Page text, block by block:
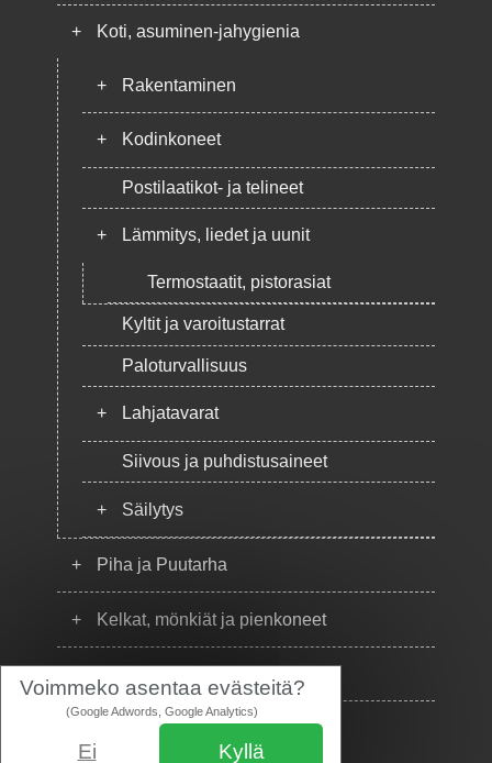
Voimmeko asentaa evästeitä?
(Google Adwords, Google Analytics)
Ei Kyllä
+ Koti, asuminen-jahygienia
+ Rakentaminen
+ Kodinkoneet
Postilaatikot- ja telineet
+ Lämmitys, liedet ja uunit
Termostaatit, pistorasiat
Kyltit ja varoitustarrat
Paloturvallisuus
+ Lahjatavarat
Siivous ja puhdistusaineet
+ Säilytys
+ Piha ja Puutarha
+ Kelkat, mönkiät ja pienkoneet